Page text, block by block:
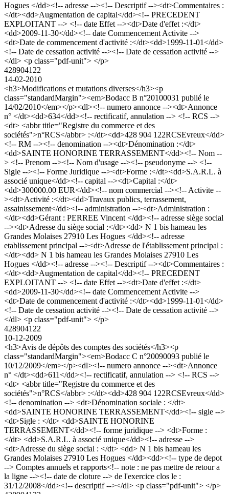
Hogues </dd><!-- adresse --><!-- Descriptif --><dt>Commentaires :
</dt><dd>Augmentation de capital</dd><!-- PRECEDENT
EXPLOITANT --> <!-- date Effet --><dt>Date d'effet :</dt>
<dd>2009-11-30</dd><!-- date Commencement Activite -->
<dt>Date de commencement d'activité :</dt><dd>1999-11-01</dd>
<!-- Date de cessation activité --><!-- Date de cessation activité -->
</dl> <p class="pdf-unit"> </p>
428904122
14-02-2010
<h3>Modifications et mutations diverses</h3><p
class="standardMargin"><em>Bodacc B n°20100031 publié le
14/02/2010</em></p><dl><!-- numero annonce --><dt>Annonce
n° </dt><dd>634</dd><!-- rectificatif, annulation --> <!-- RCS -->
<dt> <abbr title="Registre du commerce et des
sociétés">n°RCS</abbr> :</dt><dd>428 904 122RCSEvreux</dd>
<!-- RM --><!-- denomination --><dt>Dénomination :</dt>
<dd>SAINTE HONORINE TERRASSEMENT</dd><!-- Nom --
> <!-- Prenom --><!-- Nom d'usage --><!-- pseudonyme --> <!--
Sigle --><!-- Forme Juridique --><dt>Forme :</dt><dd>S.A.R.L. à
associé unique</dd><!-- capital --><dt>Capital :</dt>
<dd>300000.00 EUR</dd><!-- nom commercial --><!-- Activite --
><dt>Activité :</dt><dd>Travaux publics, terrassement,
assainissement</dd><!-- administration --><dt>Administration :
</dt><dd>Gérant : PERREE Vincent </dd><!-- adresse siège social
--><dt>Adresse du siège social :</dt><dd> N 1 bis hameau les
Grandes Molaises 27910 Les Hogues </dd><!-- adresse
etablissement principal --><dt>Adresse de l'établissement principal :
</dt><dd> N 1 bis hameau les Grandes Molaises 27910 Les
Hogues </dd><!-- adresse --><!-- Descriptif --><dt>Commentaires :
</dt><dd>Augmentation de capital</dd><!-- PRECEDENT
EXPLOITANT --> <!-- date Effet --><dt>Date d'effet :</dt>
<dd>2009-11-30</dd><!-- date Commencement Activite -->
<dt>Date de commencement d'activité :</dt><dd>1999-11-01</dd>
<!-- Date de cessation activité --><!-- Date de cessation activité -->
</dl> <p class="pdf-unit"> </p>
428904122
10-12-2009
<h3>Avis de dépôts des comptes des sociétés</h3><p
class="standardMargin"><em>Bodacc C n°20090093 publié le
10/12/2009</em></p><dl><!-- numero annonce --><dt>Annonce
n° </dt><dd>611</dd><!-- rectificatif, annulation --> <!-- RCS -->
<dt> <abbr title="Registre du commerce et des
sociétés">n°RCS</abbr> :</dt><dd>428 904 122RCSEvreux</dd>
<!-- denomination --> <dt>Dénomination sociale : </dt>
<dd>SAINTE HONORINE TERRASSEMENT</dd><!-- sigle -->
<dt>Sigle : </dt> <dd>SAINTE HONORINE
TERRASSEMENT</dd><!-- forme juridique --> <dt>Forme :
</dt> <dd>S.A.R.L. à associé unique</dd><!-- adresse -->
<dt>Adresse du siège social : </dt> <dd> N 1 bis hameau les
Grandes Molaises 27910 Les Hogues </dd><dd><!-- type de depot
--> Comptes annuels et rapports<!-- note : ne pas mettre de retour a
la ligne --><!-- date de cloture --> de l'exercice clos le :
31/12/2008</dd><!-- descriptif --></dl> <p class="pdf-unit"> </p>